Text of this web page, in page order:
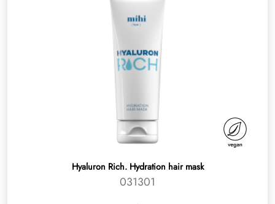
Hyaluron Rich. Hydration hair mask
031301